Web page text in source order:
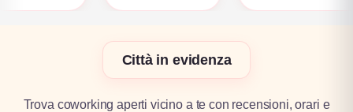
Città in evidenza
Trova coworking aperti vicino a te con recensioni, orari e